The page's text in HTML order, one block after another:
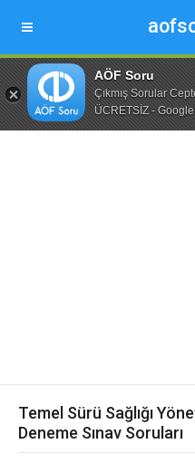
AÖF Soru
Çıkmış Sorular
ÜCRETSİZ -
Temel Sürü Sağlığı
Deneme Sınav Soruları